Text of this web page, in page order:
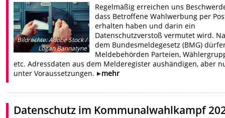
Bildrechte:Adobe Stock /
Logan Bannatyne
Regelmäßig erreichen uns
dass Betroffene Wahlwerbung per
erhalten haben und darin ein
Datenschutzverstoß vermutet wird.
dem Bundesmeldegesetz (BMG)
Meldebehörden Parteien,
etc. Adressdaten aus dem Melderegister aushändigen, aber
unter Voraussetzungen.
mehr
Datenschutz im Kommunalwahlkampf